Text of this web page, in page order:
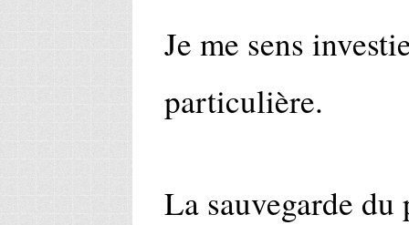
Je me sens
particulière.
La sauvegarde